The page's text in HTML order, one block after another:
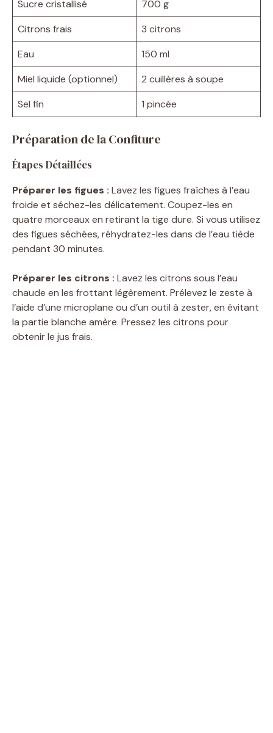
Sucre cristallisé
700 g
Citrons frais
3 citrons
Eau
150 ml
Miel liquide (optionnel)
2 cuillères à soupe
Sel fin
1 pincée
Préparation de la Confiture
Étapes Détaillées
Préparer les figues : Lavez les figues fraîches à l’eau
froide et séchez-les délicatement. Coupez-les en
quatre morceaux en retirant la tige dure. Si vous utilisez
des figues séchées, réhydratez-les dans de l’eau tiède
pendant 30 minutes.
Préparer les citrons : Lavez les citrons sous l’eau
chaude en les frottant légèrement. Prélevez le zeste à
l’aide d’une microplane ou d’un outil à zester, en évitant
la partie blanche amère. Pressez les citrons pour
obtenir le jus frais.